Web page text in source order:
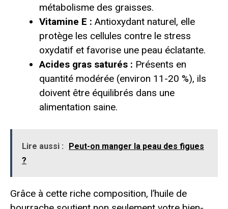
métabolisme des graisses.
Vitamine E : Antioxydant naturel, elle
protège les cellules contre le stress
oxydatif et favorise une peau éclatante.
Acides gras saturés : Présents en
quantité modérée (environ 11-20 %), ils
doivent être équilibrés dans une
alimentation saine.
Lire aussi :
Peut-on manger la peau des figues
?
Grâce à cette riche composition, l’huile de